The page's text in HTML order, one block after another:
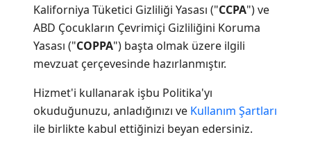
Kaliforniya Tüketici Gizliliği Yasası ("CCPA") ve
ABD Çocukların Çevrimiçi Gizliliğini Koruma
Yasası ("COPPA") başta olmak üzere ilgili
mevzuat çerçevesinde hazırlanmıştır.
Hizmet'i kullanarak işbu Politika'yı
okuduğunuzu, anladığınızı ve Kullanım Şartları
ile birlikte kabul ettiğinizi beyan edersiniz.